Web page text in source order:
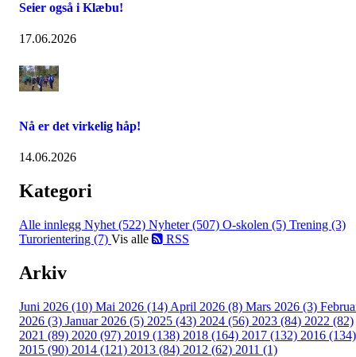
Seier også i Klæbu!
17.06.2026
Nå er det virkelig håp!
14.06.2026
Kategori
Alle innlegg Nyhet (522) Nyheter (507) O-skolen (5) Trening (3)
Turorientering (7) Vis alle RSS
Arkiv
Juni 2026 (10) Mai 2026 (14) April 2026 (8) Mars 2026 (3)
2026 (3) Januar 2026 (5) 2025 (43) 2024 (56) 2023 (84) 2022 (82)
2021 (89) 2020 (97) 2019 (138) 2018 (164) 2017 (132) 2016 (134)
2015 (90) 2014 (121) 2013 (84) 2012 (62) 2011 (1)